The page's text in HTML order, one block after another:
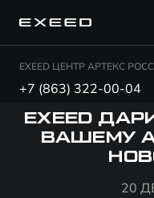
EXEED ЦЕНТР АРТЕКС
+7 (863) 322-00-04
EXEED
ВАШЕМУ
20